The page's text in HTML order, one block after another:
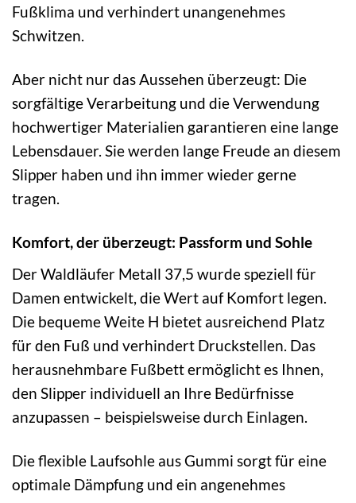
Fußklima und verhindert unangenehmes
Schwitzen.
Aber nicht nur das Aussehen überzeugt: Die
sorgfältige Verarbeitung und die Verwendung
hochwertiger Materialien garantieren eine lange
Lebensdauer. Sie werden lange Freude an diesem
Slipper haben und ihn immer wieder gerne
tragen.
Komfort, der überzeugt: Passform und Sohle
Der Waldläufer Metall 37,5 wurde speziell für
Damen entwickelt, die Wert auf Komfort legen.
Die bequeme Weite H bietet ausreichend Platz
für den Fuß und verhindert Druckstellen. Das
herausnehmbare Fußbett ermöglicht es Ihnen,
den Slipper individuell an Ihre Bedürfnisse
anzupassen – beispielsweise durch Einlagen.
Die flexible Laufsohle aus Gummi sorgt für eine
optimale Dämpfung und ein angenehmes